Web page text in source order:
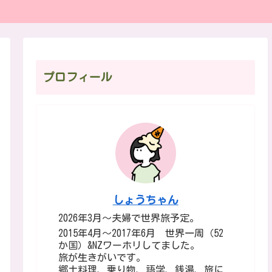
プロフィール
しょうちゃん
2026年3月～夫婦で世界旅予定。
2015年4月～2017年6月 世界一周（52
か国）&NZワーホリしてました。
旅が生きがいです。
郷土料理、乗り物、語学、銭湯、旅に